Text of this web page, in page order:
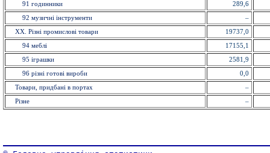
91 годинники 289,6
92 музичні інструменти –
XX. Рiзнi промислові товари 19737,0
94 меблi 17155,1
95 іграшки 2581,9
96 рiзнi готовi вироби 0,0
Товари, придбані в портах –
Різне –